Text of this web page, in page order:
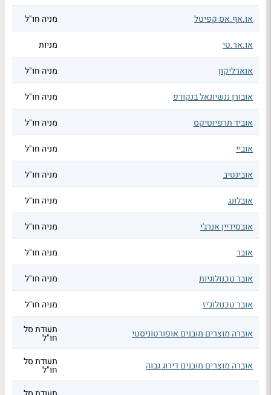
או.אף.אס קפיטל מניה חו"ל
או.אר.טי מניות
אוארליקון מניה חו"ל
אובורן ננשיונאל בנקורפ מניה חו"ל
אוביד תרפיוטיקס מניה חו"ל
אוביי מניה חו"ל
אובינטיב מניה חו"ל
אובלונג מניה חו"ל
אובסידיין אנרג'י מניה חו"ל
אובר מניה חו"ל
אובר טכנולוגיות מניה חו"ל
אובר טכנולוג'יז מניה חו"ל
אוברה מוצרים מובנים אופורטוניסטי תעודת סל
חו"ל
אוברה מוצרים מובנים דירוג גבוה תעודת סל
חו"ל